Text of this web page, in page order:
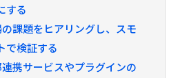
する
課題をヒアリングし、スモ
で検証する
携サービスやプラグインの